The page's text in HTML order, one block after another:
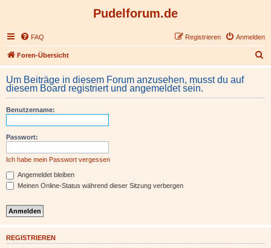
Pudelforum.de
FAQ Anmelden
Registrieren
Foren-Übersicht
u
h
Um Beiträge in diesem Forum anzusehen, musst du auf
diesem Board registriert und angemeldet sein.
Benutzername:
Passwort:
Ich habe mein Passwort vergessen
Angemeldet bleiben
Meinen Online-Status während dieser Sitzung verbergen
REGISTRIEREN